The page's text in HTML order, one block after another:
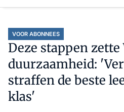
VOOR ABONNEES
Deze stappen
duurzaamheid:
straffen de beste
klas'